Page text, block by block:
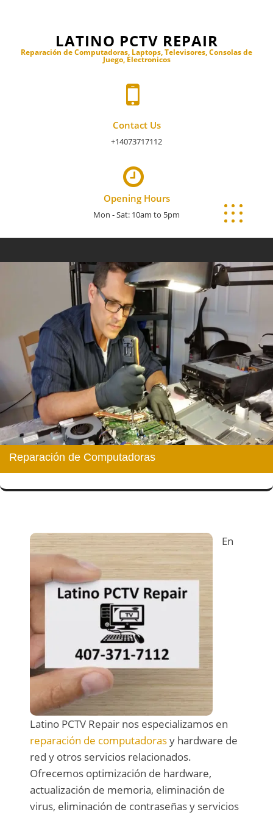
LATINO PCTV REPAIR
Reparación de Computadoras, Laptops, Televisores, Consolas de
Juego, Electronicos
Contact Us
+14073717112
Opening Hours
Mon - Sat: 10am to 5pm
Reparación de Computadoras
En
Latino PCTV Repair nos especializamos en
reparación de computadorasy hardware de
red y otros servicios relacionados.
Ofrecemos optimización de hardware,
actualización de memoria, eliminación de
virus, eliminación de contraseñas y servicios